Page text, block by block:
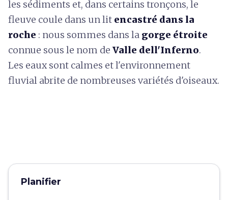
les sédiments et, dans certains tronçons, le
fleuve coule dans un lit encastré dans la
roche : nous sommes dans la gorge étroite
connue sous le nom de Valle dell'Inferno.
Les eaux sont calmes et l'environnement
fluvial abrite de nombreuses variétés d'oiseaux.
Planifier